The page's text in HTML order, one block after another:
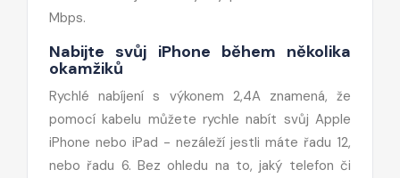
Mbps.
Nabijte svůj iPhone během několika
okamžiků
Rychlé nabíjení s výkonem 2,4A znamená, že
pomocí kabelu můžete rychle nabít svůj Apple
iPhone nebo iPad - nezáleží jestli máte řadu 12,
nebo řadu 6. Bez ohledu na to, jaký telefon či